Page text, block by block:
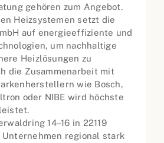
gehören zum Angebot.
Heizsystemen setzt die
auf energieeffiziente und
um nachhaltige
Heizlösungen zu
die Zusammenarbeit mit
wie Bosch,
oder NIBE wird höchste
14–16 in 22119
Unternehmen regional stark